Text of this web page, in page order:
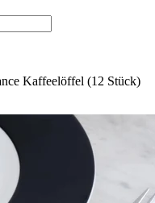
Kaffeelöffel (12 Stück)